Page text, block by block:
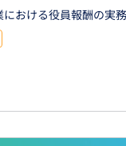
における役員報酬の実